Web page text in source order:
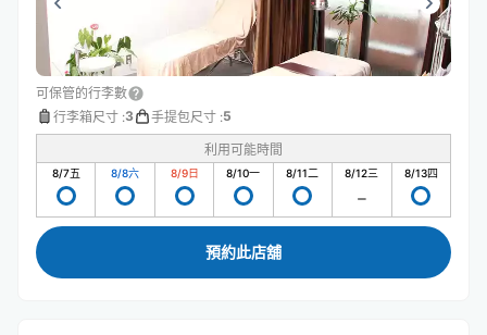
可保管的行李數
行李箱尺寸 :3 手提包尺寸 :5
利用可能時間
8/7五 8/8六 8/9日 8/10一 8/11二 8/12三 8/13四
預約此店舖